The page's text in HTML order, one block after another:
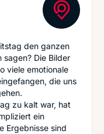
den ganzen
Die Bilder
viele emotionale
die uns
zu kalt war, hat
ein
Ergebnisse sind